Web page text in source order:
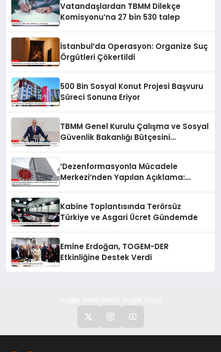
Vatandaşlardan TBMM Dilekçe
Komisyonu’na 27 bin 530 talep
İstanbul’da Operasyon: Organize Suç
Örgütleri Çökertildi
500 Bin Sosyal Konut Projesi Başvuru
Süreci Sonuna Eriyor
TBMM Genel Kurulu Çalışma ve Sosyal
Güvenlik Bakanlığı Bütçesini
‘Dezenformasyonla Mücadele
Merkezi’nden Yapılan Açıklama:
Kabine Toplantısında Terörsüz
Türkiye ve Asgari Ücret Gündemde
Emine Erdoğan, TOGEM-DER
Etkinliğine Destek Verdi